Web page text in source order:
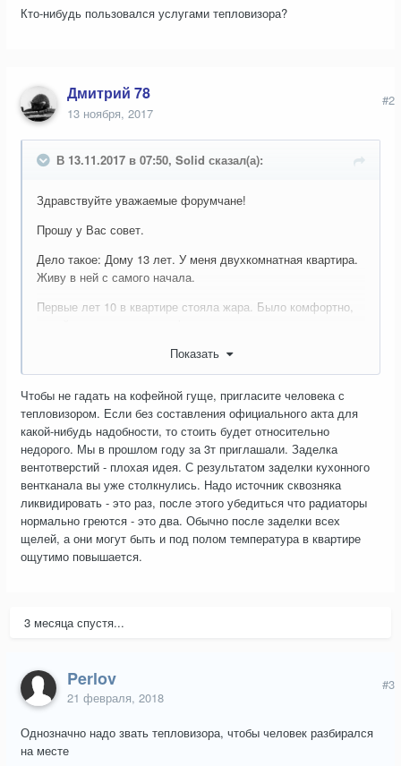
Кто-нибудь пользовался услугами тепловизора?
Дмитрий 78
13 ноября, 2017
#2
В 13.11.2017 в 07:50, Solid сказал(а):
Здравствуйте уважаемые форумчане!
Прошу у Вас совет.
Дело такое: Дому 13 лет. У меня двухкомнатная квартира.
Живу в ней с самого начала.
Первые лет 10 в квартире стояла жара. Было комфортно,
Последние годы мучаюсь, особенно зимой, от холода.
деревянные окна с двойным стеклопакетом. Я их каждую
зиму утепляю, в этом году прогерметил всё, что мог из
щелей. но всё равно есть небольшие дуновенния снизу
окон. Хотя у соседей практически тоже самое, но дома всё
равно тепло. А я мучаюсь от холода.
В гостиной окна заменил на новые пластиковые. но теплее
стало лишь на 1 градус.
К слову в квартире поддерживается температура в районе
22 градусов. Но все равно холодно.
установили буквой "П", и внизу теперь щель, и я чувствую
как туда тянет сильно воздух.
Также раньше вентиляция прям гудела на кухне, но я
установил решетку со шторками и перекрыл ее, теперь там
Показать
Чтобы не гадать на кофейной гуще, пригласите человека с
тепловизором. Если без составления официального акта для
какой-нибудь надобности, то стоить будет относительно
недорого. Мы в прошлом году за 3т приглашали. Заделка
вентотверстий - плохая идея. С результатом заделки кухонного
вентканала вы уже столкнулись. Надо источник сквозняка
ликвидировать - это раз, после этого убедиться что радиаторы
нормально греются - это два. Обычно после заделки всех
щелей, а они могут быть и под полом температура в квартире
ощутимо повышается.
3 месяца спустя...
Perlov
21 февраля, 2018
#3
Однозначно надо звать тепловизора, чтобы человек разбирался
на месте